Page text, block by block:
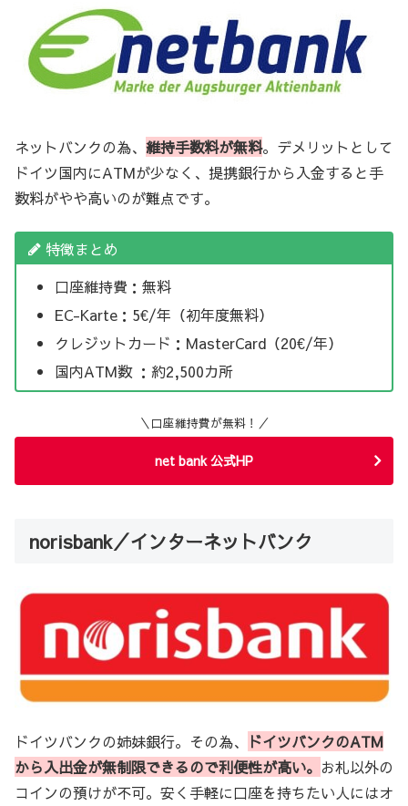
ネットバンクの為、 維持手数料が無料。デメリットとして
ドイツ国内にATMが少なく、提携銀行から入金すると手
数料がやや高いのが難点です。
特徴まとめ
口座維持費：無料
EC-Karte：5€/年（初年度無料）
クレジットカード：MasterCard（20€/年）
国内ATM数 ：約2,500カ所
＼口座維持費が無料！／
net bank 公式HP
norisbank／インターネットバンク
ドイツバンクの姉妹銀行。その為、
ドイツバンクのATM
から入出金が無制限できるので利便性が高い。 お札以外の
コインの預けが不可。安く手軽に口座を持ちたい人にはオ